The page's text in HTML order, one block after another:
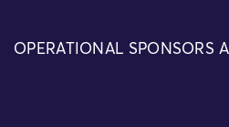
OPERATIONAL SPONSORS